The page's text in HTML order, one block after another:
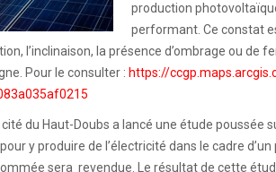
production
performant. Ce constat
l’inclinaison, la présence d’ombrage ou de
Pour le consulter : https://
cité du Haut-Doubs a lancé une étude poussée
y produire de l’électricité dans le cadre
sera revendue. Le résultat de cette